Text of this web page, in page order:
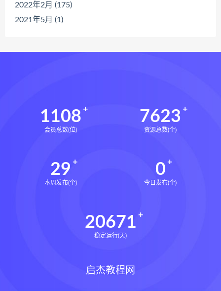
2022年2月 (175)
2021年5月 (1)
1108
会员总数(位)
7623
资源总数(个)
29
本周发布(个)
0
今日发布(个)
20671
稳定运行(天)
启杰教程网